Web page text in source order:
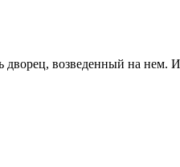
дворец, возведенный на